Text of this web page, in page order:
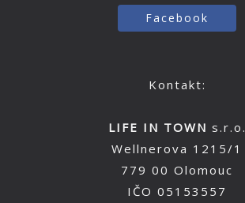
Facebook
Kontakt:
LIFE IN TOWN s.r.o.
Wellnerova 1215/1
779 00 Olomouc
IČO 05153557